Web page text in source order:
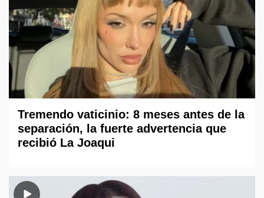
Tremendo vaticinio: 8 meses antes de la
separación, la fuerte advertencia que
recibió La Joaqui